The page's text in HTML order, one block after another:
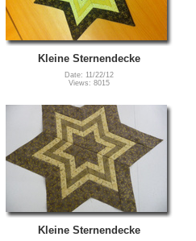
Kleine Sternendecke
Date: 11/22/12
Views: 8015
Kleine Sternendecke